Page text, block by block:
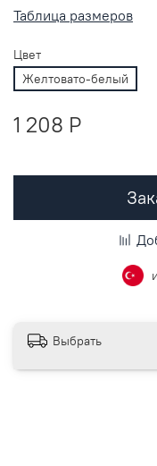
Таблица размеров
Цвет
Желтовато-белый
1 208 P
Выбрать